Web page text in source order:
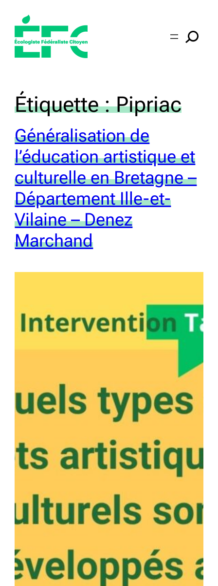
contenu
Étiquette :Pipriac
Généralisation de
l’éducation artistique et
culturelle en Bretagne –
Département Ille-et-
Vilaine – Denez
Marchand